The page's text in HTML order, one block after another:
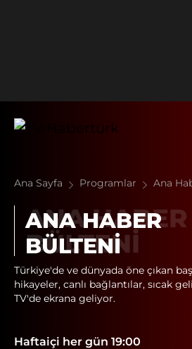
Ana Sayfa Programlar Ana
ANA HABER
BÜLTENI
Türkiye'de ve dünyada öne çıkan
hikayeler, canlı bağlantılar, sıcak
TV'de ekrana geliyor.
Haftaiçi her gün 19:00